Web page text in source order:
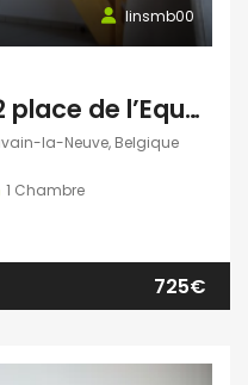
linsmb00
Studio Duplex 45 m2 place de l’Equerre
la-Neuve, Belgique
1 Chambre
725€